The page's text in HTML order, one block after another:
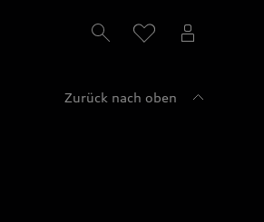
Zurück nach oben